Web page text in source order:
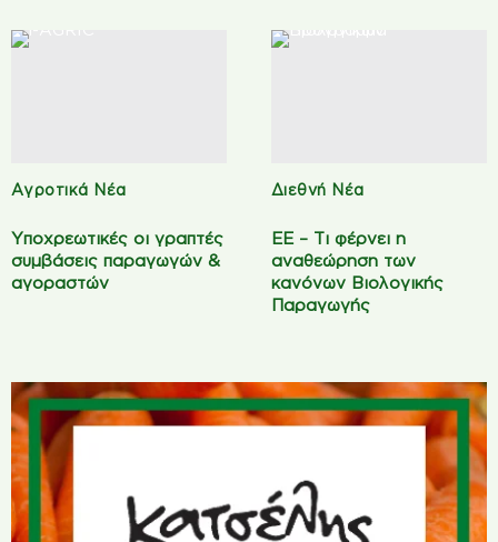
Αγροτικά Νέα
Υποχρεωτικές οι γραπτές
συμβάσεις παραγωγών &
αγοραστών
Διεθνή Νέα
ΕΕ – Τι φέρνει η
αναθεώρηση των
κανόνων Βιολογικής
Παραγωγής